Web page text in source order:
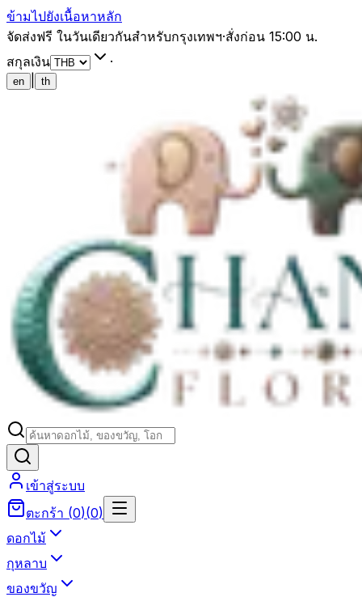
ข้ามไปยังเนื้อหาหลัก
จัดส่งฟรี ในวันเดียวกันสำหรับกรุงเทพฯ·สั่งก่อน 15:00 น.
สกุลเงิน
·
en th
เข้าสู่ระบบ
ตะกร้า (0)(0)
ดอกไม้
กุหลาบ
ของขวัญ